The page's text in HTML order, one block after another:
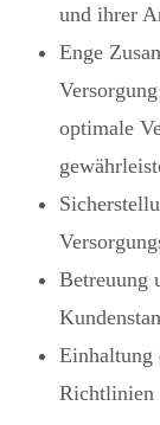
und ihrer
Enge
optimale
Betreuung
Einhaltung
Richtlinien